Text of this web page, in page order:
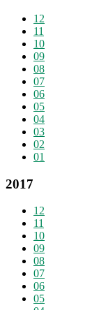
12
11
10
09
08
07
06
05
04
03
02
01
2017
12
11
10
09
08
07
06
05